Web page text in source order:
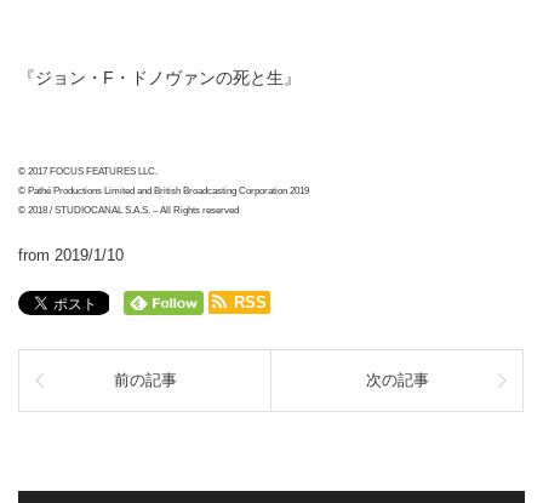
『ジョン・F・ドノヴァンの死と生』
© 2017 FOCUS FEATURES LLC.
© Pathé Productions Limited and British Broadcasting Corporation 2019
© 2018 / STUDIOCANAL S.A.S. – All Rights reserved
from 2019/1/10
RSS
前の記事 次の記事